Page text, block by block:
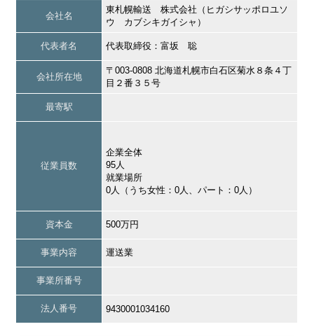
会社名
東札幌輸送 株式会社（ヒガシサッポロユソ
ウ カブシキガイシャ）
代表者名 代表取締役：富坂 聡
会社所在地
〒003-0808 北海道札幌市白石区菊水８条４丁
目２番３５号
最寄駅
従業員数
企業全体
95人
就業場所
0人（うち女性：0人、パート：0人）
資本金 500万円
事業内容 運送業
事業所番号
法人番号 9430001034160